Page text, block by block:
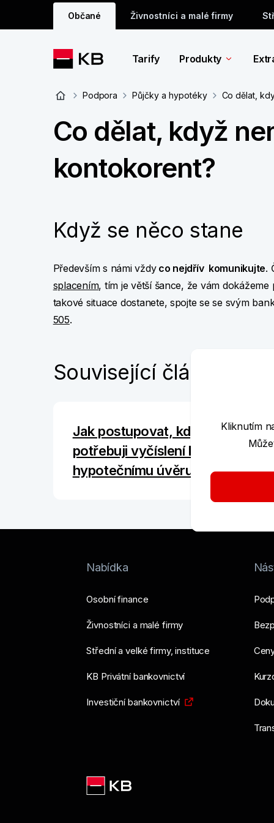
Občané Živnostníci a malé firmy
Tarify Produkty
Podpora Půjčky a hypotéky Co dělat,
Co dělat, když
kontokorent?
Když se něco stane
Především s námi vždyco nejdřív komunikujte.
splacením, tím je větší šance, že vám
takové situace dostanete, spojte se se svým
505.
Související články
Jak postupovat, když
potřebuji vyčíslení k
hypotečnímu úvěru?
Nabídka
Osobní finance
Živnostníci a malé firmy
Střední a velké firmy, instituce
KB Privátní bankovnictví
Investiční bankovnictví
Kliknutím